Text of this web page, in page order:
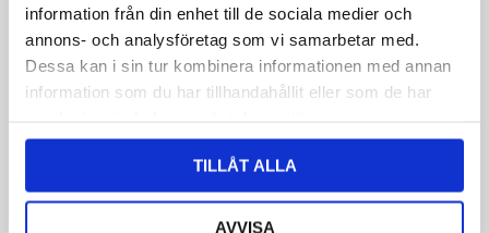
information från din enhet till de sociala medier och
annons- och analysföretag som vi samarbetar med.
Dessa kan i sin tur kombinera informationen med annan
information som du har tillhandahållit eller som de har
TILLÅT ALLA
AVVISA
Genom att skicka formuläret godkänner du att vi sparar
information om dig. Läs mer om hur vi behandlar dina
personuppgifter i vår integritetspolicy.